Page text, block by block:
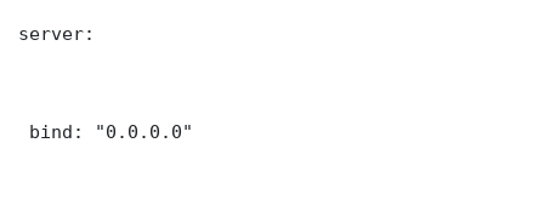
server:
bind: "0.0.0.0"